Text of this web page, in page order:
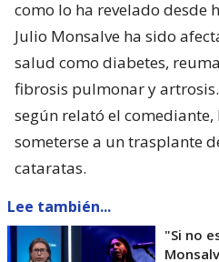
como lo ha revelado desde
Julio Monsalve ha sido
salud como diabetes,
fibrosis pulmonar y
según relató el comediante,
someterse a un trasplante
cataratas.
Lee también...
"Si no